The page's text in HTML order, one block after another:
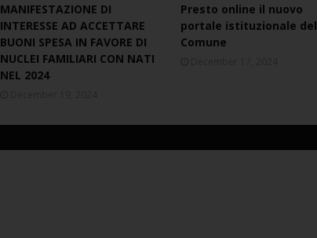
MANIFESTAZIONE DI
INTERESSE AD ACCETTARE
BUONI SPESA IN FAVORE DI
NUCLEI FAMILIARI CON NATI
NEL 2024
Presto online il nuovo
portale istituzionale del
Comune